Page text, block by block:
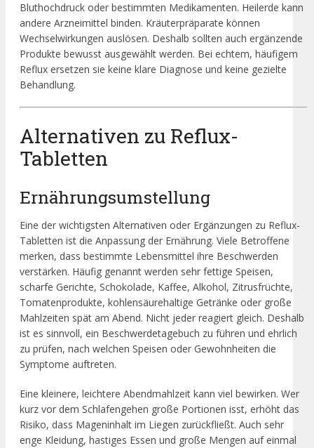
Bluthochdruck oder bestimmten Medikamenten. Heilerde kann
andere Arzneimittel binden. Kräuterpräparate können
Wechselwirkungen auslösen. Deshalb sollten auch ergänzende
Produkte bewusst ausgewählt werden. Bei echtem, häufigem
Reflux ersetzen sie keine klare Diagnose und keine gezielte
Behandlung.
Alternativen zu Reflux-
Tabletten
Ernährungsumstellung
Eine der wichtigsten Alternativen oder Ergänzungen zu Reflux-
Tabletten ist die Anpassung der Ernährung. Viele Betroffene
merken, dass bestimmte Lebensmittel ihre Beschwerden
verstärken. Häufig genannt werden sehr fettige Speisen,
scharfe Gerichte, Schokolade, Kaffee, Alkohol, Zitrusfrüchte,
Tomatenprodukte, kohlensäurehaltige Getränke oder große
Mahlzeiten spät am Abend. Nicht jeder reagiert gleich. Deshalb
ist es sinnvoll, ein Beschwerdetagebuch zu führen und ehrlich
zu prüfen, nach welchen Speisen oder Gewohnheiten die
Symptome auftreten.
Eine kleinere, leichtere Abendmahlzeit kann viel bewirken. Wer
kurz vor dem Schlafengehen große Portionen isst, erhöht das
Risiko, dass Mageninhalt im Liegen zurückfließt. Auch sehr
enge Kleidung, hastiges Essen und große Mengen auf einmal